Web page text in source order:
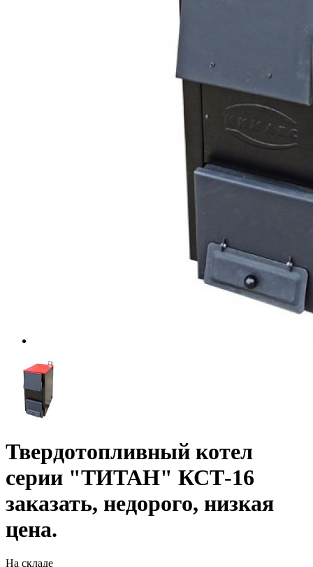
Твердотопливный котел
серии "ТИТАН" КСТ-16
заказать, недорого, низкая
цена.
На складе